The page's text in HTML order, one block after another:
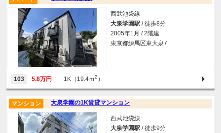
西武池袋線
大泉学園駅 / 徒歩8分
2005年1月 / 2階建
東京都練馬区東大泉7
103 5.8万円 1K（19.4ｍ2 ）
大泉学園の1K賃貸マンション
マンション
西武池袋線
大泉学園駅 / 徒歩9分